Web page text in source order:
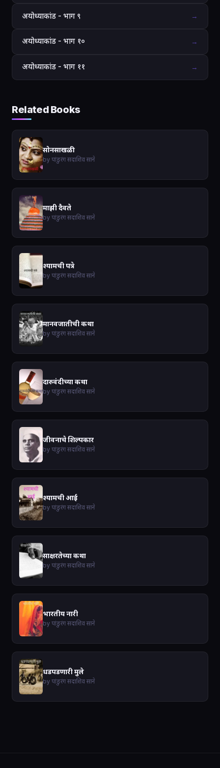
अयोध्याकांड - भाग ९ →
अयोध्याकांड - भाग १० →
अयोध्याकांड - भाग ११ →
Related Books
सोनसाखळी
by पांडुरंग सदाशिव साने
माझी दैवते
by पांडुरंग सदाशिव साने
श्यामची पत्रे
by पांडुरंग सदाशिव साने
मानवजातीची कथा
by पांडुरंग सदाशिव साने
दारुवंदीच्या कथा
by पांडुरंग सदाशिव साने
जीवनाचे शिल्पकार
by पांडुरंग सदाशिव साने
श्यामची आई
by पांडुरंग सदाशिव साने
साक्षरतेच्या कथा
by पांडुरंग सदाशिव साने
भारतीय नारी
by पांडुरंग सदाशिव साने
धडपडणारी मुले
by पांडुरंग सदाशिव साने